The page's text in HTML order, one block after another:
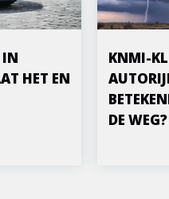
IN
HET EN
KNMI-
DE WEG?